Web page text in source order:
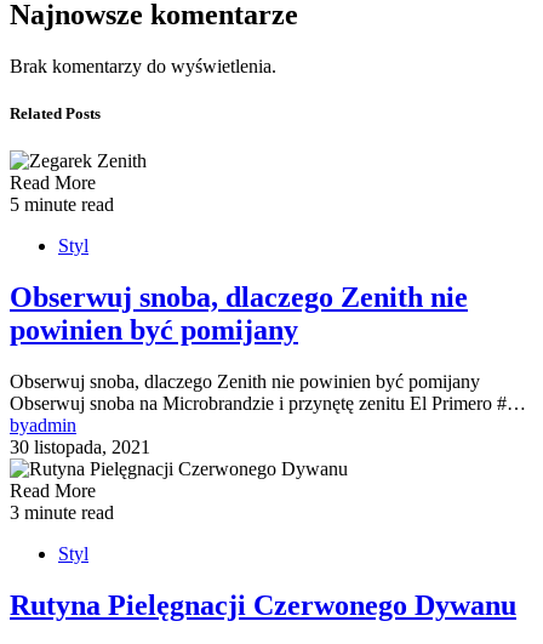
Najnowsze komentarze
Brak komentarzy do wyświetlenia.
Related Posts
Read More
5 minute read
Styl
Obserwuj snoba, dlaczego Zenith nie
powinien być pomijany
Obserwuj snoba, dlaczego Zenith nie powinien być pomijany
Obserwuj snoba na Microbrandzie i przynętę zenitu El Primero #…
byadmin
30 listopada, 2021
Read More
3 minute read
Styl
Rutyna Pielęgnacji Czerwonego Dywanu